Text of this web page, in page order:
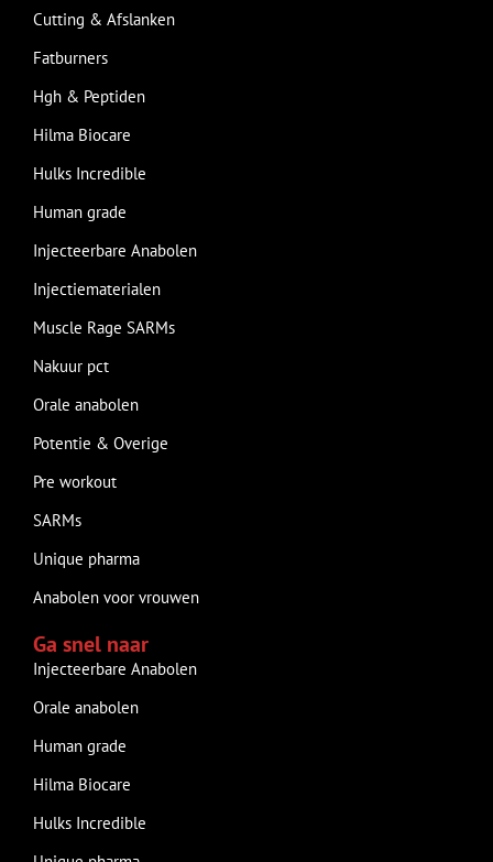
Cutting & Afslanken
Fatburners
Hgh & Peptiden
Hilma Biocare
Hulks Incredible
Human grade
Injecteerbare Anabolen
Injectiematerialen
Muscle Rage SARMs
Nakuur pct
Orale anabolen
Potentie & Overige
Pre workout
SARMs
Unique pharma
Anabolen voor vrouwen
Ga snel naar
Injecteerbare Anabolen
Orale anabolen
Human grade
Hilma Biocare
Hulks Incredible